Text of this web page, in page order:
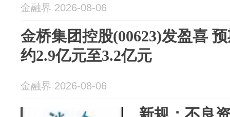
金融界 2026-08-06
金桥集团控股(00623)发盈喜
约2.9亿元至3.2亿元
金融界 2026-08-06